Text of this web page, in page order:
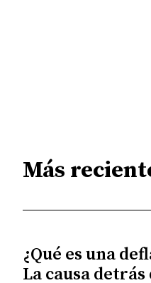
Más
¿Qué es una
La causa detrás